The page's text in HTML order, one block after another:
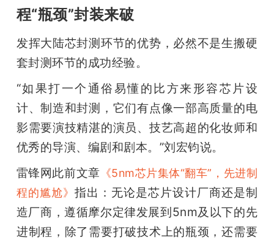
程“瓶颈”封装来破
发挥大陆芯封测环节的优势，必然不是生搬硬
套封测环节的成功经验。
“如果打一个通俗易懂的比方来形容芯片设
计、制造和封测，它们有点像一部高质量的电
影需要演技精湛的演员、技艺高超的化妆师和
优秀的导演、编剧和剧本。”刘宏钧说。
雷锋网此前文章 《5nm芯片集体“翻车”，先进制
程的尴尬》 指出：无论是芯片设计厂商还是制
造厂商，遵循摩尔定律发展到5nm及以下的先
进制程，除了需要打破技术上的瓶颈，还需要